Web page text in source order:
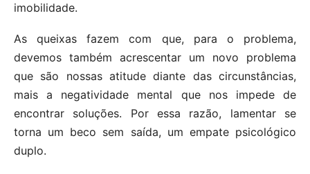
imobilidade.
As queixas fazem com que, para o problema,
devemos também acrescentar um novo problema
que são nossas atitude diante das circunstâncias,
mais a negatividade mental que nos impede de
encontrar soluções. Por essa razão, lamentar se
torna um beco sem saída, um empate psicológico
duplo.